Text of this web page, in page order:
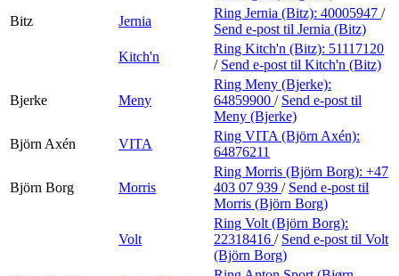
Bitz
Jernia
Ring Jernia (Bitz): 40005947 /
Send e-post til Jernia (Bitz)
Kitch'n
Ring Kitch'n (Bitz): 51117120
/ Send e-post til Kitch'n (Bitz)
Bjerke Meny
Ring Meny (Bjerke):
64859900 / Send e-post til
Meny (Bjerke)
Björn Axén
VITA
Ring VITA (Björn Axén):
64876211
Björn Borg Morris
Ring Morris (Björn Borg): +47
403 07 939 / Send e-post til
Morris (Björn Borg)
Volt
Ring Volt (Björn Borg):
22318416 / Send e-post til Volt
(Björn Borg)